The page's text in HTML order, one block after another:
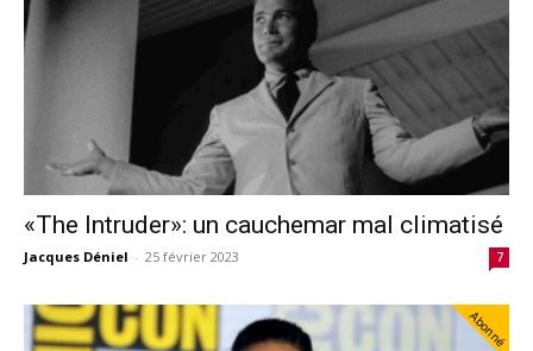
«The Intruder»: un cauchemar mal climatisé
Jacques Déniel - 25 février 2023 7
Abonné